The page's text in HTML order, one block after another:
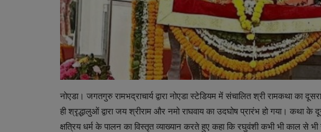
नोएडा। जगतगुरु रामभद्राचार्य द्वारा नोएडा स्टेडियम में संचालित श्री रामकथा
ही श्रृद्धालुओं द्वारा जय श्रीराम और नमो राघवाय का उदघोष प्रारंभ हो गया।
क्षत्रिय धर्म के पालन का विस्तृत व्याख्यान करते हुए कहा कि रघुवंशी कभी भी काल से